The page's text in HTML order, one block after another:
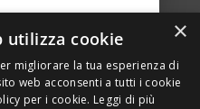
×
utilizza cookie
migliorare la tua esperienza di
web acconsenti a tutti i cookie
per i cookie. Leggi di più